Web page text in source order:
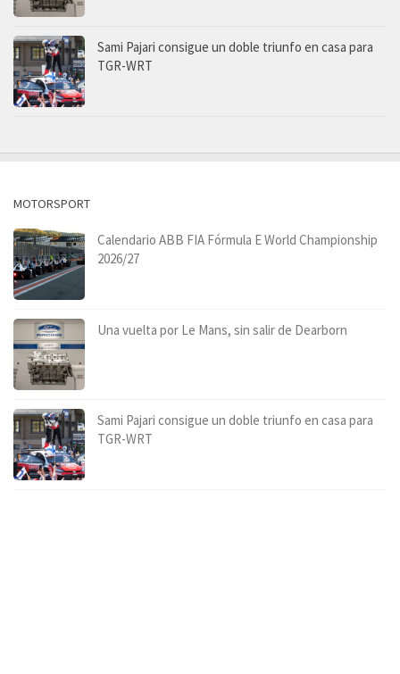
Sami Pajari consigue un doble triunfo en casa para
TGR-WRT
MOTORSPORT
Calendario ABB FIA Fórmula E World Championship
2026/27
Una vuelta por Le Mans, sin salir de Dearborn
Sami Pajari consigue un doble triunfo en casa para
TGR-WRT